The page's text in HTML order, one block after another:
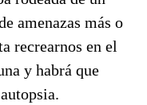
amenazas más o
recrearnos en el
y habrá que